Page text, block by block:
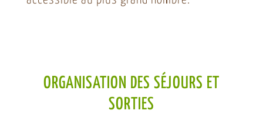
ORGANISATION DES SÉJOURS ET
SORTIES